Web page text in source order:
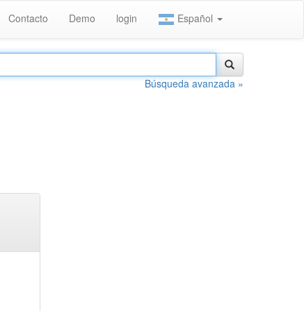
Contacto Demo login Español
Búsqueda avanzada »